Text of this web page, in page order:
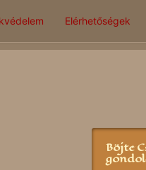
Elérhetőségek
Böjte